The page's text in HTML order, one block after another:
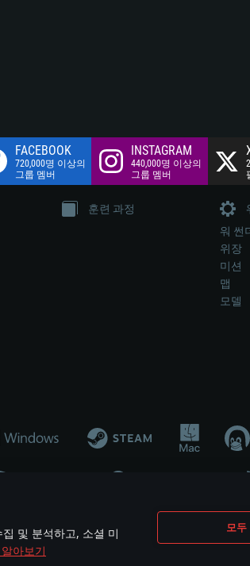
및 분석하고, 소셜 미
아보기
모두
FACEBOOK
720,000명 이상의
그룹 멤버
INSTAGRAM
440,000명 이상의
그룹 멤버
훈련 과정
워 썬
위장
미션
맵
모델
기 개발 업체나 장비 제조 업체가 게임 개발 후원
names are the property of their respective owners.